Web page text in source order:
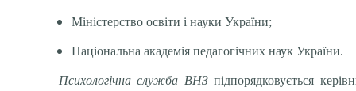
Міністерство освіти і науки України;
Національна академія педагогічних наук України.
Психологічна служба ВНЗпідпорядковується